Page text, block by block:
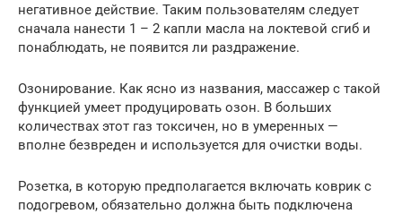
негативное действие. Таким пользователям следует
сначала нанести 1 – 2 капли масла на локтевой сгиб и
понаблюдать, не появится ли раздражение.
Озонирование. Как ясно из названия, массажер с такой
функцией умеет продуцировать озон. В больших
количествах этот газ токсичен, но в умеренных —
вполне безвреден и используется для очистки воды.
Розетка, в которую предполагается включать коврик с
подогревом, обязательно должна быть подключена